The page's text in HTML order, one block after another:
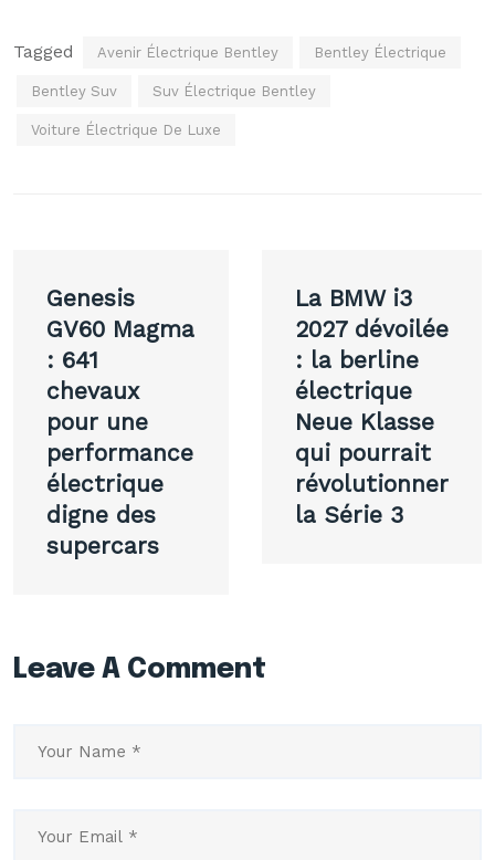
Tagged Avenir Électrique Bentley Bentley Électrique
Bentley Suv Suv Électrique Bentley
Voiture Électrique De Luxe
de
l’article
Genesis
GV60 Magma
: 641
chevaux
pour une
performance
électrique
digne des
supercars
La BMW i3
2027 dévoilée
: la berline
électrique
Neue Klasse
qui pourrait
révolutionner
la Série 3
Leave A Comment